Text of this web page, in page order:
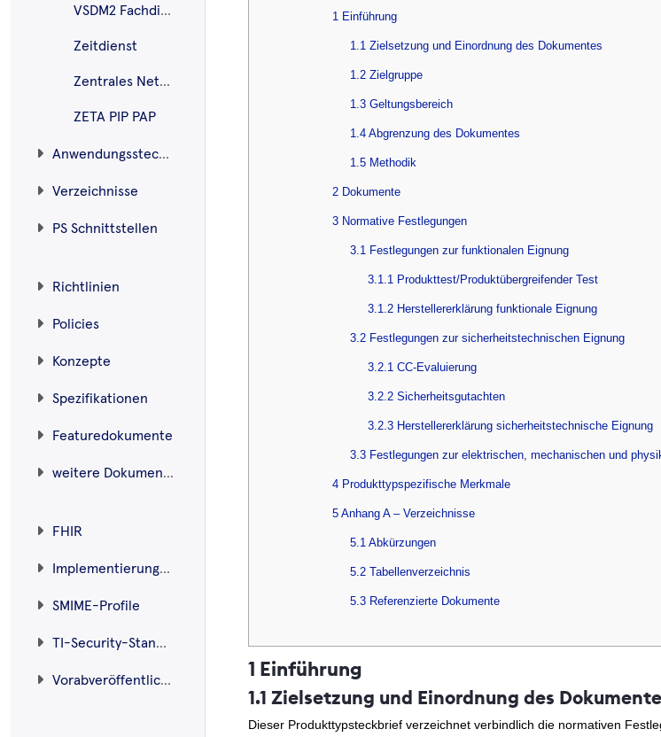
VSDM2 Fachdienst
Zeitdienst
Zentrales Netz der TI
ZETA PIP PAP
Anwendungssteckbriefe
Verzeichnisse
PS Schnittstellen
Richtlinien
Policies
Konzepte
Spezifikationen
Featuredokumente
weitere Dokumente
FHIR
Implementierungsleitfäden
SMIME-Profile
TI-Security-Standard
Vorabveröffentlichungen
1 Einführung
1.1 Zielsetzung und Einordnung des Dokumentes
1.2 Zielgruppe
1.3 Geltungsbereich
1.4 Abgrenzung des Dokumentes
1.5 Methodik
2 Dokumente
3 Normative Festlegungen
3.1 Festlegungen zur funktionalen Eignung
3.1.1 Produkttest/Produktübergreifender Test
3.1.2 Herstellererklärung funktionale Eignung
3.2 Festlegungen zur sicherheitstechnischen Eignung
3.2.1 CC-Evaluierung
3.2.2 Sicherheitsgutachten
3.2.3 Herstellererklärung sicherheitstechnische Eignung
3.3 Festlegungen zur elektrischen, mechanischen und
4 Produkttypspezifische Merkmale
5 Anhang A – Verzeichnisse
5.1 Abkürzungen
5.2 Tabellenverzeichnis
5.3 Referenzierte Dokumente
1 Einführung
1.1 Zielsetzung und Einordnung des
Dieser Produkttypsteckbrief verzeichnet verbindlich die normativen